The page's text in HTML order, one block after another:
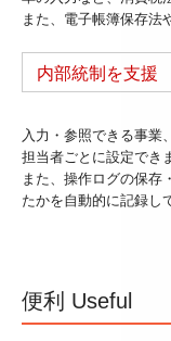
また、電子帳簿保存法
内部統制を支援
入力・参照できる事業
担当者ごとに設定でき
また、操作ログの保存
たかを自動的に記録し
便利 Useful